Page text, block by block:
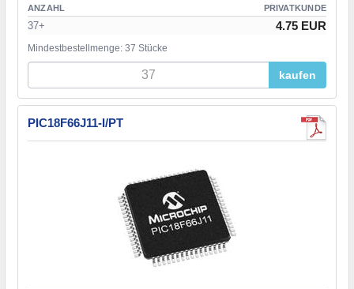
ANZAHL PRIVATKUNDE
37+ 4.75 EUR
Mindestbestellmenge: 37 Stücke
kaufen
PIC18F66J11-I/PT